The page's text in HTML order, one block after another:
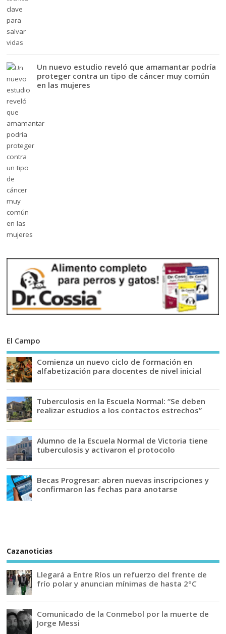
Un nuevo estudio reveló que amamantar podría
proteger contra un tipo de cáncer muy común
en las mujeres
El Campo
Comienza un nuevo ciclo de formación en
alfabetización para docentes de nivel inicial
Tuberculosis en la Escuela Normal: “Se deben
realizar estudios a los contactos estrechos”
Alumno de la Escuela Normal de Victoria tiene
tuberculosis y activaron el protocolo
Becas Progresar: abren nuevas inscripciones y
confirmaron las fechas para anotarse
Cazanoticias
Llegará a Entre Ríos un refuerzo del frente de
frío polar y anuncian mínimas de hasta 2°C
Comunicado de la Conmebol por la muerte de
Jorge Messi